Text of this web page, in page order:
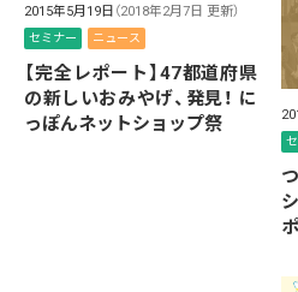
2015年5月19日 （2018年2月7日 更新）
セミナー ニュース
【完全レポート】47都道府県
の新しいおみやげ、発見！ に
っぽんネットショップ祭